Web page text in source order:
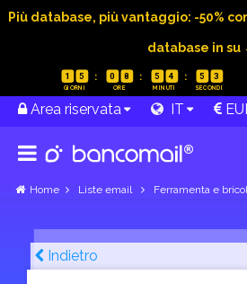
Più database, più vantaggio: -50%
database in su
1 5 0 8 5 4 5 2
Area riservata IT
Home Liste email Ferramenta e
Indietro